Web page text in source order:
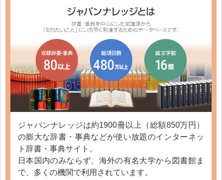
ジャパンナレッジは約1900冊以上（総額850万円）
の膨大な辞書・事典などが使い放題のインターネッ
ト辞書・事典サイト。
日本国内のみならず、海外の有名大学から図書館ま
で、多くの機関で利用されています。